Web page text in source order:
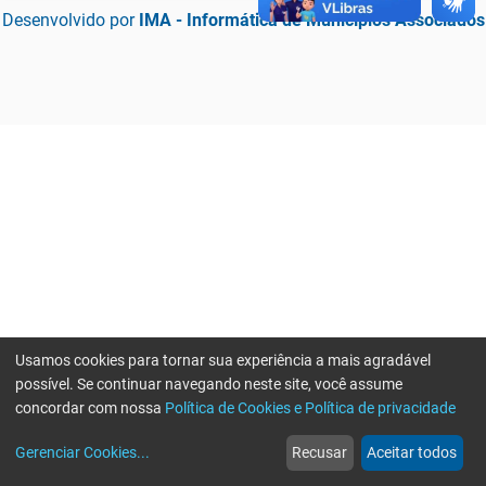
Desenvolvido por IMA - Informática de Municípios Associados
web
Notícias
more_horiz
Mais
Usamos cookies para tornar sua experiência a mais agradável
possível. Se continuar navegando neste site, você assume
concordar com nossa Política de Cookies e Política de privacidade
Gerenciar Cookies... Recusar Aceitar todos
Erro ao enviar informações, por favor tente novamente